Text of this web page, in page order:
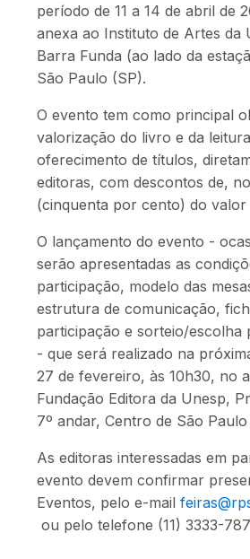
período de 11 a 14 de abril de
anexa ao Instituto de Artes da
Barra Funda (ao lado da
São Paulo (SP).
O evento tem como principal
valorização do livro e da
oferecimento de títulos,
editoras, com descontos de,
(cinquenta por cento) do valor
O lançamento do evento -
serão apresentadas as
participação, modelo das
estrutura de comunicação,
participação e sorteio/escolha
- que será realizado na
27 de fevereiro, às 10h30, no
Fundação Editora da Unesp,
7º andar, Centro de São Paulo
As editoras interessadas em
evento devem confirmar
Eventos, pelo e-mail
ou pelo telefone (11) 3333-